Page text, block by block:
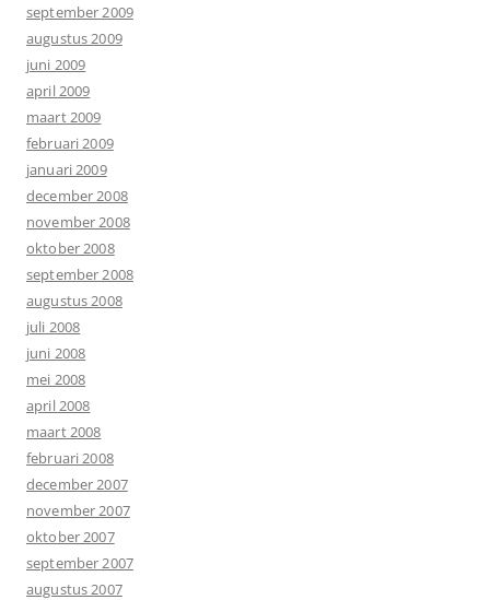
september 2009
augustus 2009
juni 2009
april 2009
maart 2009
februari 2009
januari 2009
december 2008
november 2008
oktober 2008
september 2008
augustus 2008
juli 2008
juni 2008
mei 2008
april 2008
maart 2008
februari 2008
december 2007
november 2007
oktober 2007
september 2007
augustus 2007